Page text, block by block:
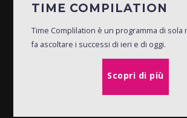
TIME COMPILATION
Time Complilation è un programma di sola
fa ascoltare i successi di ieri e di oggi.
Scopri di più